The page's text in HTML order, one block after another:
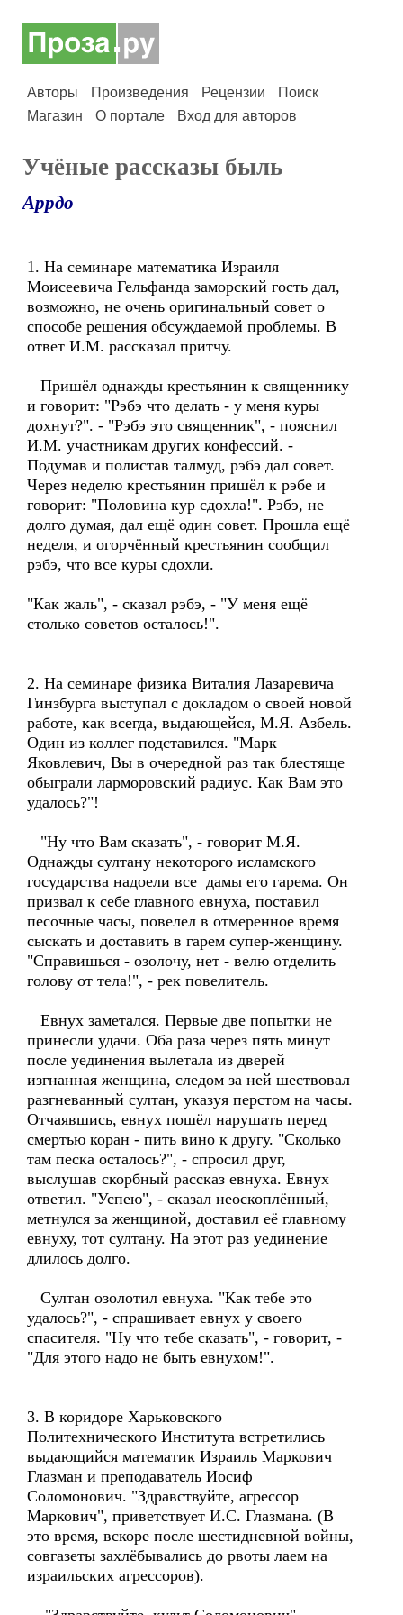
Авторы Произведения Рецензии
Поиск
Магазин
О портале Вход для авторов
Учёные рассказы быль
Аррдо
1. На семинаре математика Израиля
Моисеевича Гельфанда заморский гость дал,
возможно, не очень оригинальный совет о
способе решения обсуждаемой проблемы. В
ответ И.М. рассказал притчу.
Пришёл однажды крестьянин к священнику
и говорит: "Рэбэ что делать - у меня куры
дохнут?". - "Рэбэ это священник", - пояснил
И.М. участникам других конфессий. -
Подумав и полистав талмуд, рэбэ дал совет.
Через неделю крестьянин пришёл к рэбе и
говорит: "Половина кур сдохла!". Рэбэ, не
долго думая, дал ещё один совет. Прошла ещё
неделя, и огорчённый крестьянин сообщил
рэбэ, что все куры сдохли.
"Как жаль", - сказал рэбэ, - "У меня ещё
столько советов осталось!".
2. На семинаре физика Виталия Лазаревича
Гинзбурга выступал с докладом о своей новой
работе, как всегда, выдающейся, М.Я. Азбель.
Один из коллег подставился. "Марк
Яковлевич, Вы в очередной раз так блестяще
обыграли ларморовский радиус. Как Вам это
удалось?"!
"Ну что Вам сказать", - говорит М.Я.
Однажды султану некоторого исламского
государства надоели все дамы его гарема. Он
призвал к себе главного евнуха, поставил
песочные часы, повелел в отмеренное время
сыскать и доставить в гарем супер-женщину.
"Справишься - озолочу, нет - велю отделить
голову от тела!", - рек повелитель.
Евнух заметался. Первые две попытки не
принесли удачи. Оба раза через пять минут
после уединения вылетала из дверей
изгнанная женщина, следом за ней шествовал
разгневанный султан, указуя перстом на часы.
Отчаявшись, евнух пошёл нарушать перед
смертью коран - пить вино к другу. "Сколько
там песка осталось?", - спросил друг,
выслушав скорбный рассказ евнуха. Евнух
ответил. "Успею", - сказал неоскоплённый,
метнулся за женщиной, доставил её главному
евнуху, тот султану. На этот раз уединение
длилось долго.
Султан озолотил евнуха. "Как тебе это
удалось?", - спрашивает евнух у своего
спасителя. "Ну что тебе сказать", - говорит, -
"Для этого надо не быть евнухом!".
3. В коридоре Харьковского
Политехнического Института встретились
выдающийся математик Израиль Маркович
Глазман и преподаватель Иосиф
Соломонович. "Здравствуйте, агрессор
Маркович", приветствует И.С. Глазмана. (В
это время, вскоре после шестидневной войны,
совгазеты захлёбывались до рвоты лаем на
израильских агрессоров).